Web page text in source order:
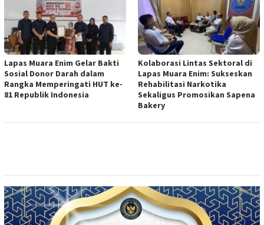
Lapas Muara Enim Gelar Bakti
Sosial Donor Darah dalam
Rangka Memperingati HUT ke-
81 Republik Indonesia
Kolaborasi Lintas Sektoral di
Lapas Muara Enim: Sukseskan
Rehabilitasi Narkotika
Sekaligus Promosikan Sapena
Bakery